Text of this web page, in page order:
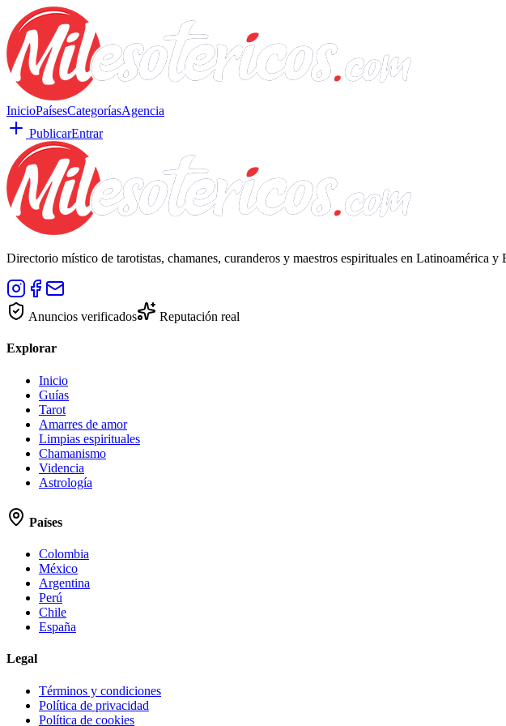
InicioPaísesCategoríasAgencia
PublicarEntrar
Directorio místico de tarotistas, chamanes, curanderos y maestros espirituales en Latinoamérica
Anuncios verificados Reputación real
Explorar
Inicio
Guías
Tarot
Amarres de amor
Limpias espirituales
Chamanismo
Videncia
Astrología
Países
Colombia
México
Argentina
Perú
Chile
España
Legal
Términos y condiciones
Política de privacidad
Política de cookies